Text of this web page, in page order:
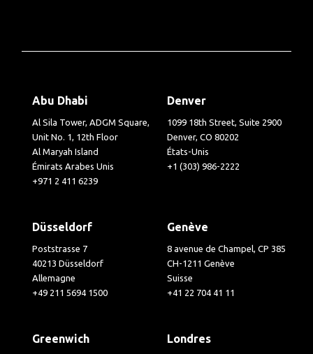
Abu Dhabi
Al Sila Tower, ADGM Square,
Unit No. 1, 12th Floor
Al Maryah Island
Émirats Arabes Unis
+971 2 411 6239
Denver
1099 18th Street, Suite 2900
Denver, CO 80202
États-Unis
+1 (303) 986-2222
Düsseldorf
Poststrasse 7
40213 Düsseldorf
Allemagne
+49 211 5694 1500
Genève
8 avenue de Champel, CP 385
CH-1211 Genève
Suisse
+41 22 704 41 11
Greenwich Londres